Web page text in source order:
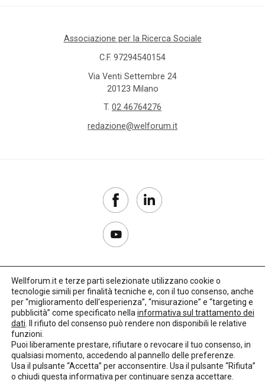
Associazione per la Ricerca Sociale
C.F. 97294540154
Via Venti Settembre 24
20123 Milano
T. 02 46764276
redazione@welforum.it
Copyright 2017–2026
Privacy Policy
Credits: LO Studio
Wellforum.it e terze parti selezionate utilizzano cookie o
tecnologie simili per finalità tecniche e, con il tuo consenso, anche
per “miglioramento dell'esperienza”, “misurazione” e “targeting e
pubblicità” come specificato nella informativa sul trattamento dei
dati . Il rifiuto del consenso può rendere non disponibili le relative
funzioni.
Puoi liberamente prestare, rifiutare o revocare il tuo consenso, in
qualsiasi momento, accedendo al pannello delle preferenze.
Usa il pulsante “Accetta” per acconsentire. Usa il pulsante “Rifiuta”
o chiudi questa informativa per continuare senza accettare.